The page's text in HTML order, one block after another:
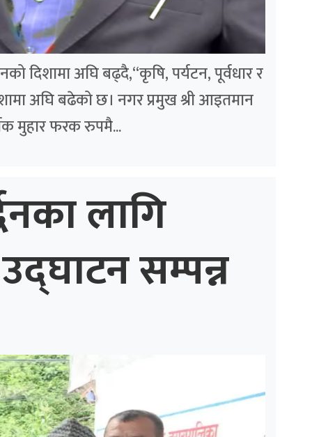
दिशामा अघि बढ्दै,“कृषि, पर्यटन, पूर्वधार र
अघि बढेको छ। नगर प्रमुख श्री आइतमान
मुहार फरक रुपमै...
लागि
सम्पन्न